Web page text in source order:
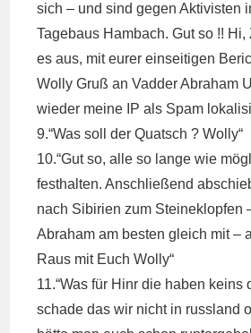
sich – und sind gegen Aktivisten
Tagebaus Hambach. Gut so !!
es aus, mit eurer einseitigen
Wolly Gru​ß​ an Vadder Abraham
wieder meine IP als Spam
9.“Was soll der Quatsch ? Wolly“
10.“Gut so, alle so lange wie
festhalten. Anschließend
nach Sibirien zum Steineklopfen
Abraham am besten gleich mit –
Raus mit Euch Wolly“
11.“Was für Hinr die haben keins
schade das wir nicht in russland